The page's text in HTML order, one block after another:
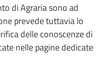
di Agraria sono ad
prevede tuttavia lo
delle conoscenze di
nelle pagine dedicate